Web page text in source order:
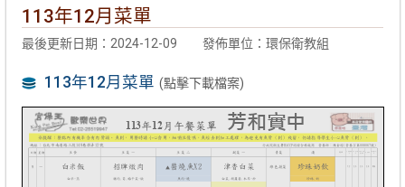
113年12月菜單
最後更新日期：2024-12-09 發佈單位：環保衛教組
113年12月菜單 (點擊下載檔案)